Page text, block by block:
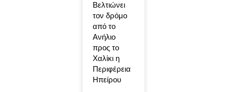
Βελτιώνει
τον δρόμο
από το
Ανήλιο
προς το
Χαλίκι η
Περιφέρεια
Ηπείρου